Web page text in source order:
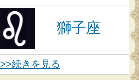
獅子座
>>続きを見る